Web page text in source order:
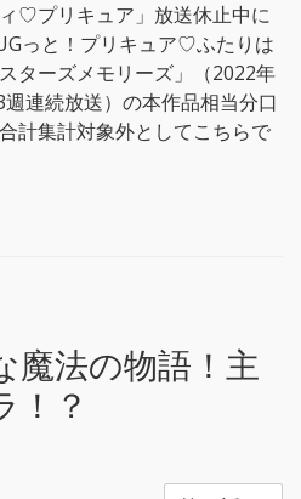
♡プリキュア」放送休止中に
っと！プリキュア♡ふたりは
ターズメモリーズ」（2022年
連続放送）の本作品相当分口
計集計対象外としてこちらで
魔法の物語！主
！？